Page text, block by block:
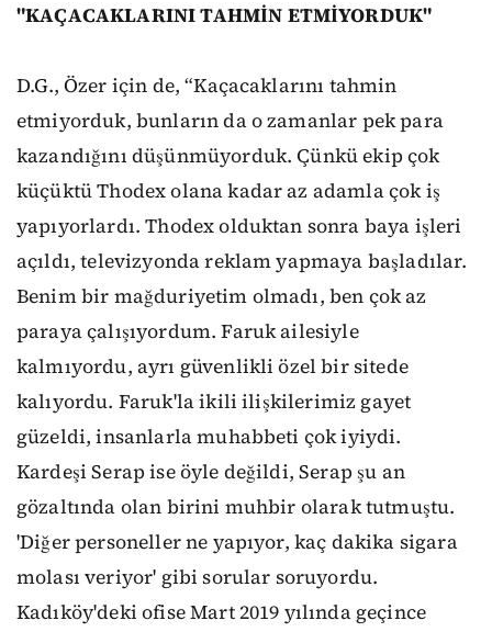
"KAÇACAKLARINI TAHMİN ETMİYORDUK"
D.G., Özer için de, “Kaçacaklarını tahmin
etmiyorduk, bunların da o zamanlar pek para
kazandığını düşünmüyorduk. Çünkü ekip çok
küçüktü Thodex olana kadar az adamla çok iş
yapıyorlardı. Thodex olduktan sonra baya işleri
açıldı, televizyonda reklam yapmaya başladılar.
Benim bir mağduriyetim olmadı, ben çok az
paraya çalışıyordum. Faruk ailesiyle
kalmıyordu, ayrı güvenlikli özel bir sitede
kalıyordu. Faruk'la ikili ilişkilerimiz gayet
güzeldi, insanlarla muhabbeti çok iyiydi.
Kardeşi Serap ise öyle değildi, Serap şu an
gözaltında olan birini muhbir olarak tutmuştu.
'Diğer personeller ne yapıyor, kaç dakika sigara
molası veriyor' gibi sorular soruyordu.
Kadıköy'deki ofise Mart 2019 yılında geçince